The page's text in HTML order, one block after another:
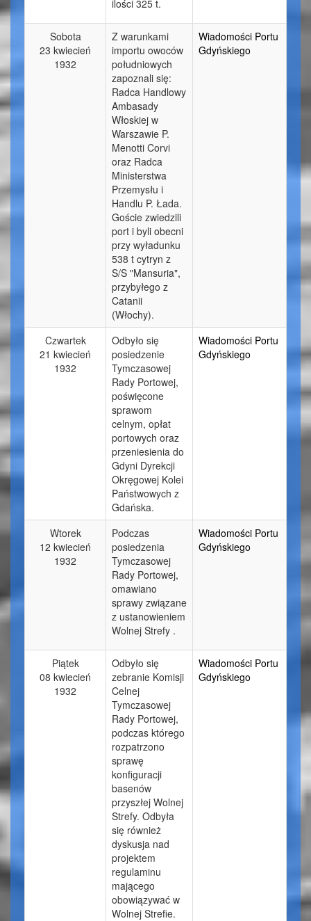
ilości 325 t.
Sobota
23 kwiecień
1932
Z warunkami
importu owoców
południowych
zapoznali się:
Radca Handlowy
Ambasady
Włoskiej w
Warszawie P.
Menotti Corvi
oraz Radca
Ministerstwa
Przemysłu i
Handlu P. Łada.
Goście zwiedzili
port i byli obecni
przy wyładunku
538 t cytryn z
S/S "Mansuria",
przybyłego z
Catanii
(Włochy).
Wiadomości Portu
Gdyńskiego
Czwartek
21 kwiecień
1932
Odbyło się
posiedzenie
Tymczasowej
Rady Portowej,
poświęcone
sprawom
celnym, opłat
portowych oraz
przeniesienia do
Gdyni Dyrekcji
Okręgowej Kolei
Państwowych z
Gdańska.
Wiadomości Portu
Gdyńskiego
Wtorek
12 kwiecień
1932
Podczas
posiedzenia
Tymczasowej
Rady Portowej,
omawiano
sprawy związane
z ustanowieniem
Wolnej Strefy .
Wiadomości Portu
Gdyńskiego
Piątek
08 kwiecień
1932
Odbyło się
zebranie Komisji
Celnej
Tymczasowej
Rady Portowej,
podczas którego
rozpatrzono
sprawę
konfiguracji
basenów
przyszłej Wolnej
Strefy. Odbyła
się również
dyskusja nad
projektem
regulaminu
mającego
obowiązywać w
Wolnej Strefie.
Wiadomości Portu
Gdyńskiego